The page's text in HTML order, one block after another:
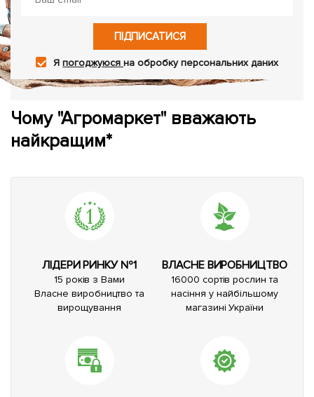
ПІДПИСАТИСЯ
Япогоджуюсяна обробку персональних даних
Чому "Агромаркет" вважають
найкращим*
ЛІДЕРИ РИНКУ №1
15 років з Вами
Власне виробництво та
вирощування
ВЛАСНЕ ВИРОБНИЦТВО
16000 сортів рослин та
насіння у найбільшому
магазині України